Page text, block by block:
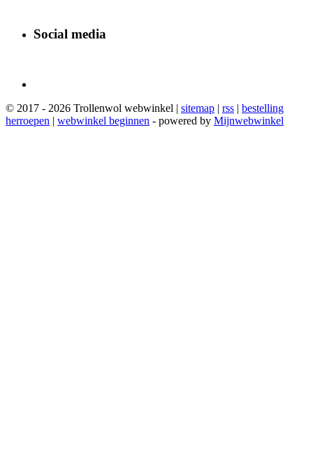
Social media
© 2017 - 2026 Trollenwol webwinkel | sitemap | rss | bestelling
herroepen | webwinkel beginnen - powered by Mijnwebwinkel